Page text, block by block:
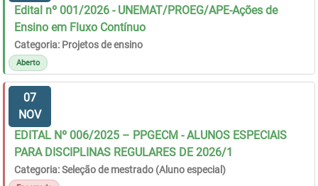
Edital nº 001/2026 - UNEMAT/PROEG/APE-Ações de
Ensino em Fluxo Contínuo
Categoria: Projetos de ensino
Aberto
07
NOV
EDITAL Nº 006/2025 – PPGECM - ALUNOS ESPECIAIS
PARA DISCIPLINAS REGULARES DE 2026/1
Categoria: Seleção de mestrado (Aluno especial)